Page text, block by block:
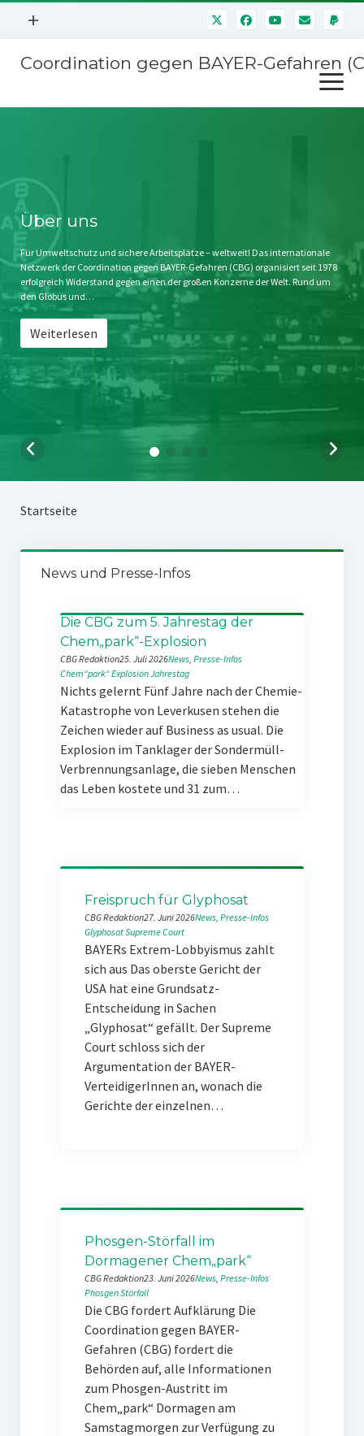
Menü
+
Mitmachen
Kontakt
Impressum
Störfälle
Coordination gegen BAYER-Gefahren
Menü
öffnen
Stichwort BAYER
Jahrestagung
SPENDEN
Über uns
Für Umweltschutz und sichere Arbeitsplätze – weltweit! Das internationale
Netzwerk der Coordination gegen BAYER-Gefahren (CBG) organisiert seit 1978
erfolgreich Widerstand gegen einen der großen Konzerne der Welt. Rund um
den Globus und…
Weiterlesen
Startseite
News und Presse-Infos
Die CBG zum 5. Jahrestag der
Chem„park“-Explosion
CBG Redaktion25. Juli 2026News, Presse-Infos
Chem“park“ExplosionJahrestag
Nichts gelernt Fünf Jahre nach der Chemie-
Katastrophe von Leverkusen stehen die
Zeichen wieder auf Business as usual. Die
Explosion im Tanklager der Sondermüll-
Verbrennungsanlage, die sieben Menschen
das Leben kostete und 31 zum…
Freispruch für Glyphosat
CBG Redaktion27. Juni 2026News, Presse-Infos
GlyphosatSupreme Court
BAYERs Extrem-Lobbyismus zahlt
sich aus Das oberste Gericht der
USA hat eine Grundsatz-
Entscheidung in Sachen
„Glyphosat“ gefällt. Der Supreme
Court schloss sich der
Argumentation der BAYER-
VerteidigerInnen an, wonach die
Gerichte der einzelnen…
Phosgen-Störfall im
Dormagener Chem„park“
CBG Redaktion23. Juni 2026News, Presse-Infos
PhosgenStörfall
Die CBG fordert Aufklärung Die
Coordination gegen BAYER-
Gefahren (CBG) fordert die
Behörden auf, alle Informationen
zum Phosgen-Austritt im
Chem„park“ Dormagen am
Samstagmorgen zur Verfügung zu